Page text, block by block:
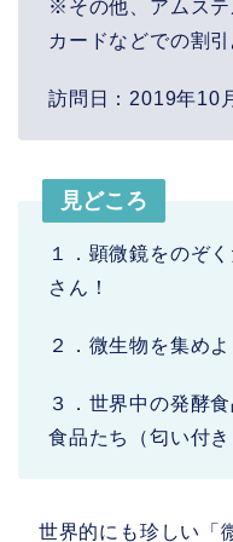
※その他、アムス
カードなどでの割引
訪問日：2019年10
見どころ
１．顕微鏡をのぞ
さん！
２．微生物を集め
３．世界中の発酵
食品たち（匂い付き
世界的にも珍しい「